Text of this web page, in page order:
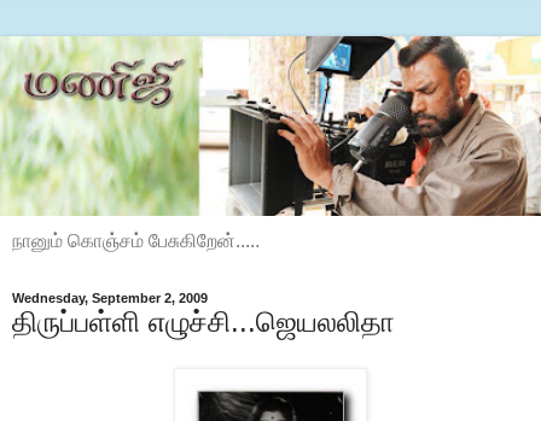
நானும் கொஞ்சம் பேசுகிறேன்.....
Wednesday, September 2, 2009
திருப்பள்ளி எழுச்சி...ஜெயலலிதா